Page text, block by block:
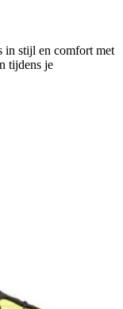
in stijl en comfort met
tijdens je